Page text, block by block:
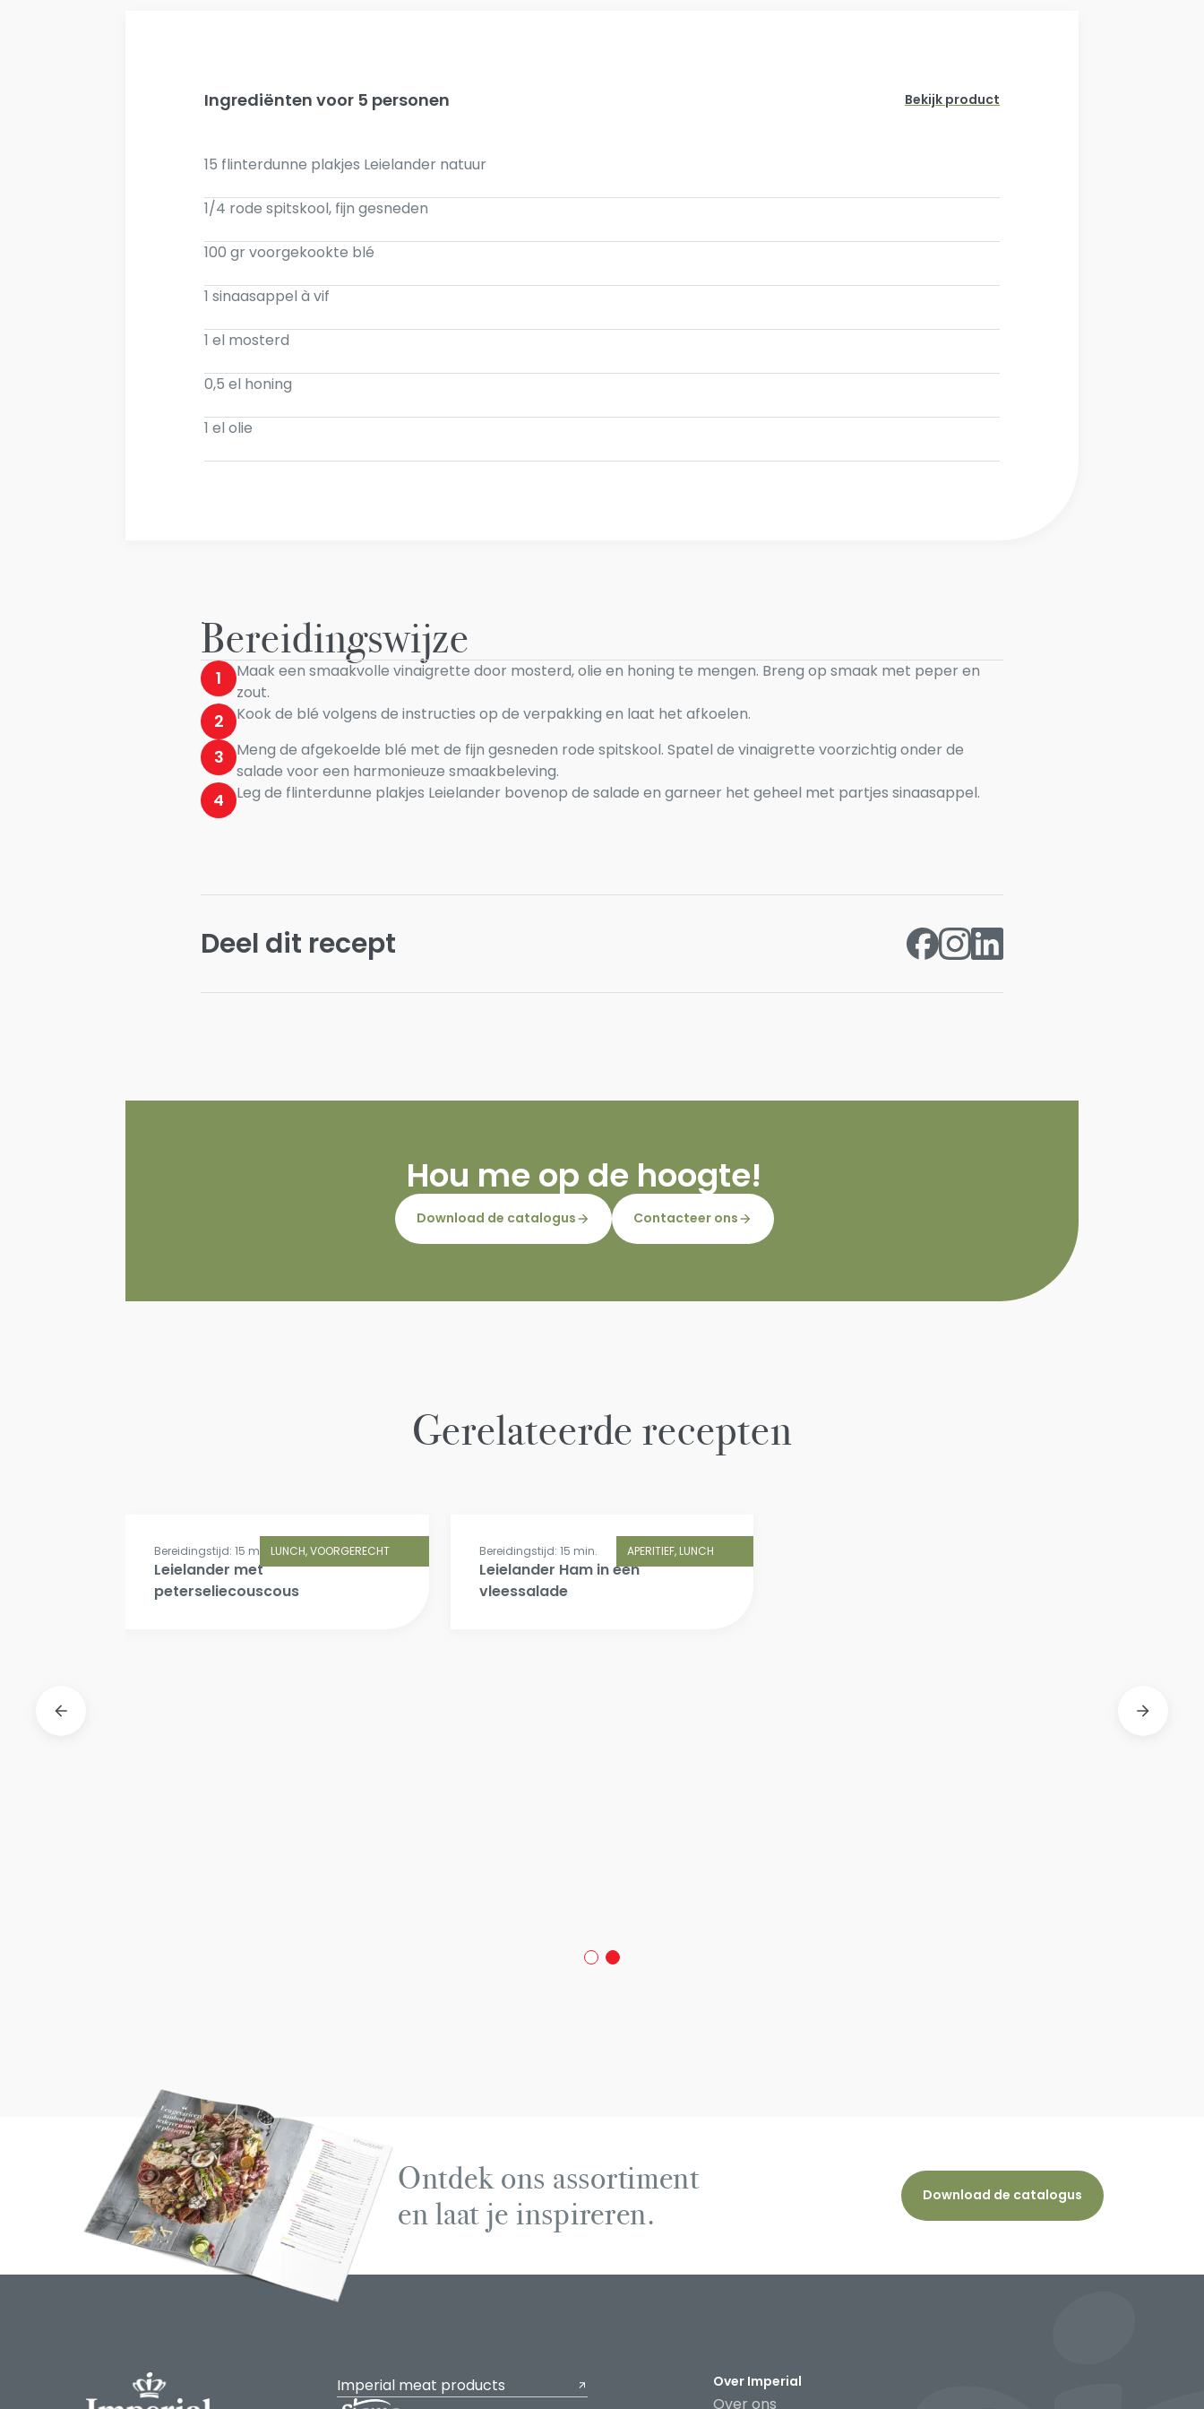
Ingrediënten voor 5 personen Bekijk product
15 flinterdunne plakjes Leielander natuur
1/4 rode spitskool, fijn gesneden
100 gr voorgekookte blé
1 sinaasappel à vif
1 el mosterd
0,5 el honing
1 el olie
Bereidingswijze
1
Maak een smaakvolle vinaigrette door mosterd, olie en honing te mengen. Breng op smaak met peper en
zout.
2 Kook de blé volgens de instructies op de verpakking en laat het afkoelen.
3
Meng de afgekoelde blé met de fijn gesneden rode spitskool. Spatel de vinaigrette voorzichtig onder de
salade voor een harmonieuze smaakbeleving.
4 Leg de flinterdunne plakjes Leielander bovenop de salade en garneer het geheel met partjes sinaasappel.
Deel dit recept
Hou me op de hoogte!
Download de catalogus Contacteer ons
Gerelateerde recepten
LUNCH, VOORGERECHT
Bereidingstijd: 15 min.
Leielander met
peterseliecouscous
APERITIEF, LUNCH
Bereidingstijd: 15 min.
Leielander Ham in een
vleessalade
Ontdek ons assortiment
en laat je inspireren.
Download de catalogus
Imperial meat products Over Imperial
Over ons